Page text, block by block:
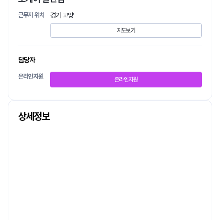
근무지 위치 경기 고양
지도보기
담당자
온라인지원 온라인지원
상세정보